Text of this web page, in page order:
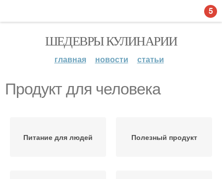
ШЕДЕВРЫ КУЛИНАРИИ
главная новости статьи
Продукт для человека
Питание для людей Полезный продукт
5